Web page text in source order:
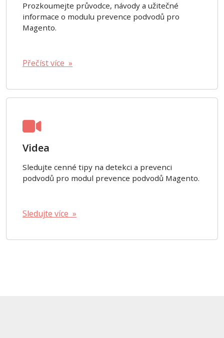
Prozkoumejte průvodce, návody a užitečné
informace o modulu prevence podvodů pro
Magento.
Přečíst více »
Videa
Sledujte cenné tipy na detekci a prevenci
podvodů pro modul prevence podvodů Magento.
Sledujte více »